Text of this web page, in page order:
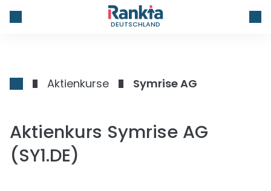
DEUTSCHLAND
Aktienkurse Symrise AG
Aktienkurs Symrise AG
(SY1.DE)